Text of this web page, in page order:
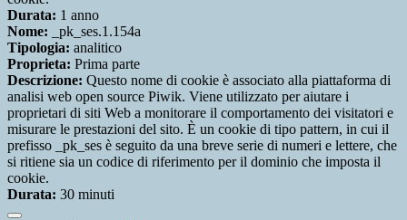
Durata: 1 anno
Nome: _pk_ses.1.154a
Tipologia: analitico
Proprieta: Prima parte
Descrizione: Questo nome di cookie è associato alla piattaforma di
analisi web open source Piwik. Viene utilizzato per aiutare i
proprietari di siti Web a monitorare il comportamento dei visitatori e
misurare le prestazioni del sito. È un cookie di tipo pattern, in cui il
prefisso _pk_ses è seguito da una breve serie di numeri e lettere, che
si ritiene sia un codice di riferimento per il dominio che imposta il
cookie.
Durata: 30 minuti